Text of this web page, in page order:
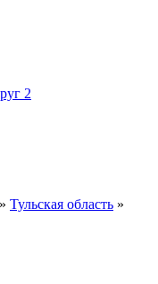
2
» Тульская область »